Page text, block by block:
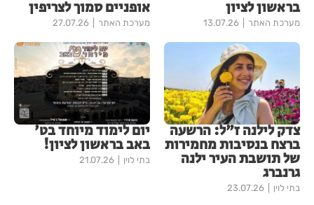
בראשון לציון
מערכת האתר 13.07.26
אופניים סמוך לצריפין
מערכת האתר 27.07.26
צדק לילנה ז"ל: הרשעה
ברצח בנסיבות מחמירות
של תושבת העיר ילנה
גרנברג
בתי לוין 23.07.26
יום לימוד מיוחד בט'
באב בראשון לציון!
בתי לוין 21.07.26